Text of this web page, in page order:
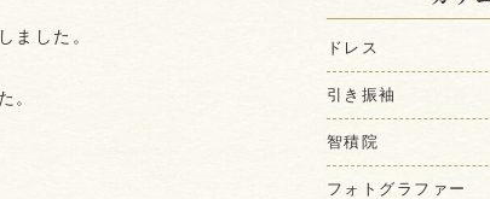
ました。
。
ドレス
引き振袖
智積院
フォトグラファー